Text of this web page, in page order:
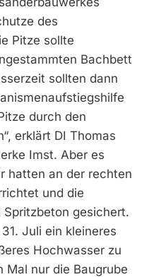
des
Pitze sollte
Bachbett
sollten dann
durch den
erklärt DI Thomas
Imst. Aber es
hatten an der rechten
und die
gesichert.
Juli ein kleineres
Hochwasser zu
Mal nur die Baugrube